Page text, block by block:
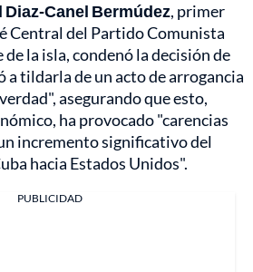
Diaz-Canel Bermúdez, primer
Central del Partido Comunista
la isla, condenó la decisión de
a tildarla de un acto de arrogancia
asegurando que esto,
ha provocado "carencias
incremento significativo del
hacia Estados Unidos".
PUBLICIDAD